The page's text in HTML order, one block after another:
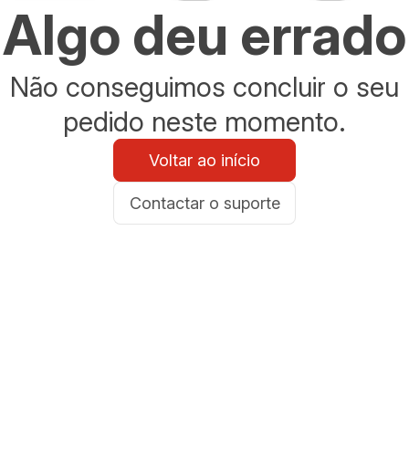
Algo deu errado
Não conseguimos concluir o seu
pedido neste momento.
Voltar ao início
Contactar o suporte